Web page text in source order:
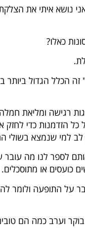
נושא איתי את
כאלו?
הכלל הגדול ביותר
רגישה ומליאת
כל הזדמנות כדי
למי שנמצא בשולי
לספר לנו מה
כועסים או מתוסכלים.
על התופעה ולומר
וערב כמה הם